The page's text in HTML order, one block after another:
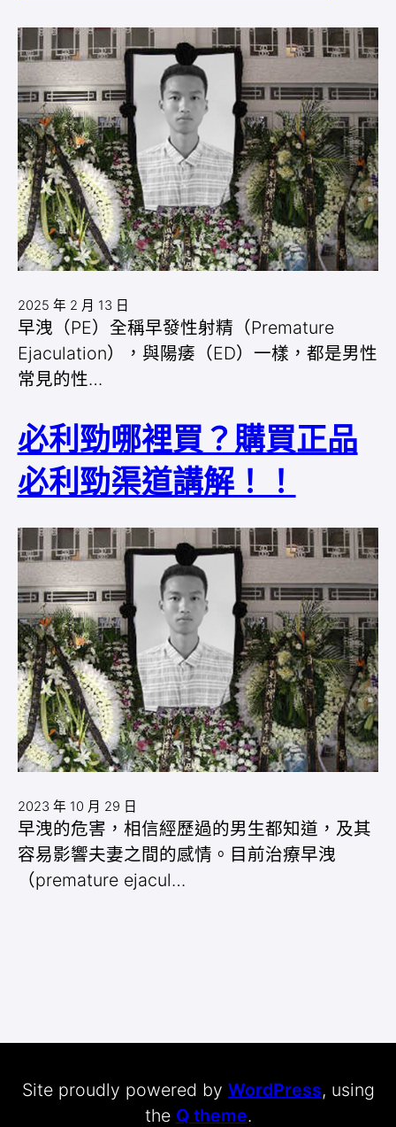
2025 年 2 月 13 日
早洩（PE）全稱早發性射精（Premature
Ejaculation），與陽痿（ED）一樣，都是男性
常見的性…
必利勁哪裡買？購買正品
必利勁渠道講解！！
2023 年 10 月 29 日
早洩的危害，相信經歷過的男生都知道，及其
容易影響夫妻之間的感情。目前治療早洩
（premature ejacul…
Site proudly powered by WordPress, using
the Q theme.